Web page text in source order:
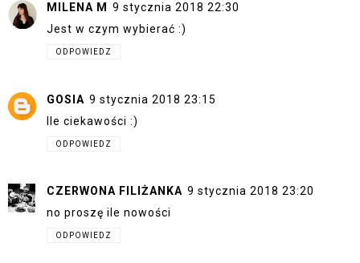
MILENA M
9 stycznia 2018 22:30
Jest w czym wybierać :)
ODPOWIEDZ
GOSIA 9 stycznia 2018 23:15
Ile ciekawości :)
ODPOWIEDZ
CZERWONA FILIŻANKA 9 stycznia 2018 23:20
no proszę ile nowości
ODPOWIEDZ